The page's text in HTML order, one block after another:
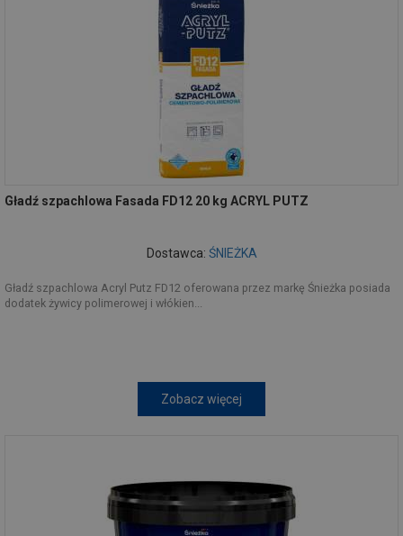
Gładź szpachlowa Fasada FD12 20 kg ACRYL PUTZ
Dostawca: ŚNIEŻKA
Gładź szpachlowa Acryl Putz FD12 oferowana przez markę Śnieżka posiada
dodatek żywicy polimerowej i włókien...
Zobacz więcej